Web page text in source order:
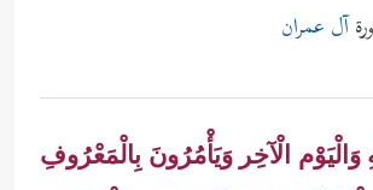
آل عمران
وَالْيَوْم الْآخِر وَيَأْمُرُونَ بِالْمَعْرُوفِ